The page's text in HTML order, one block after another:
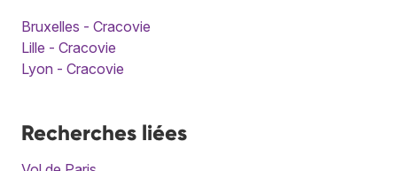
Bruxelles - Cracovie
Lille - Cracovie
Lyon - Cracovie
Recherches liées